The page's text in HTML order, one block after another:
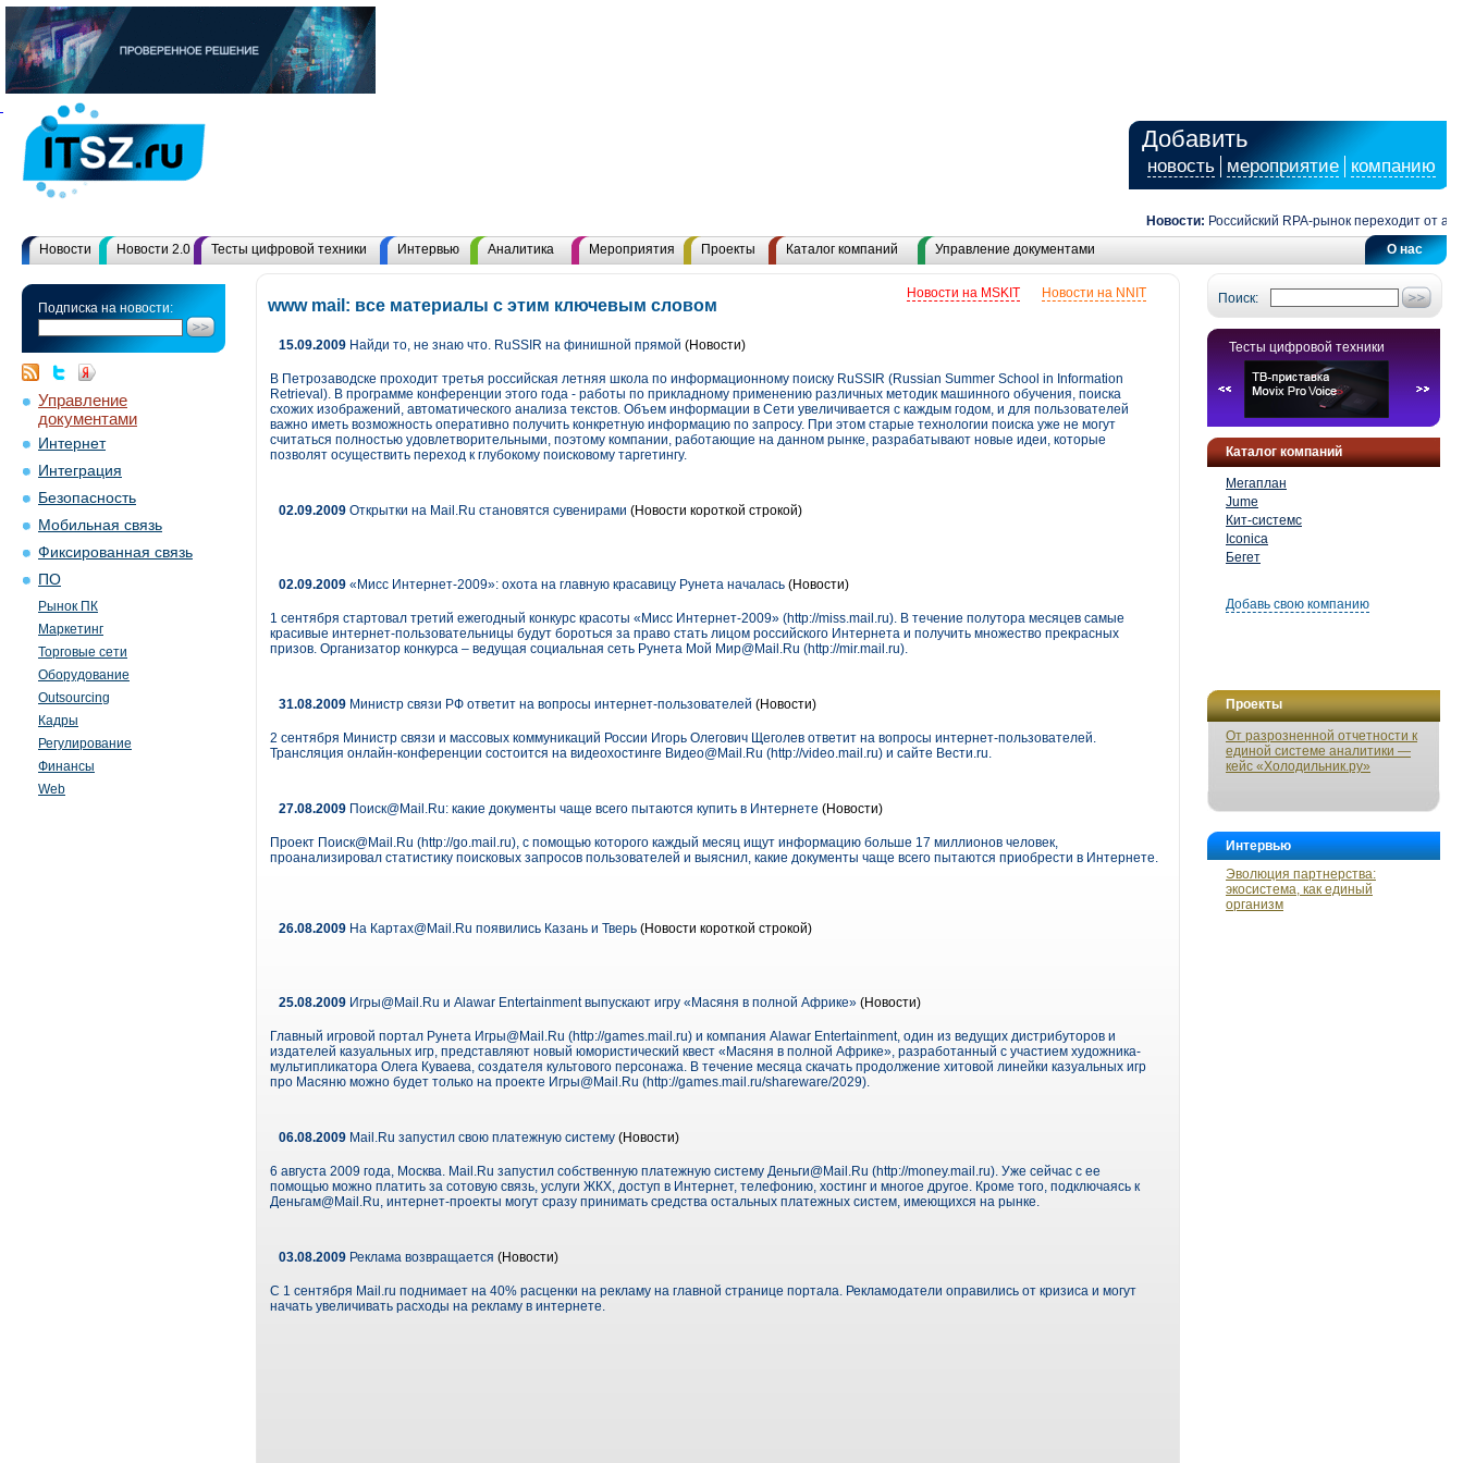
Добавить
новость мероприятие компанию
Новости: Российский RPA-рынок переходит от
О нас
Новости Новости 2.0 Тесты цифровой техники Интервью Аналитика Мероприятия Проекты Каталог компаний Управление документами
Подписка на новости:
Управление
документами
Интернет
Интеграция
Безопасность
Мобильная связь
Фиксированная связь
ПО
Рынок ПК
Маркетинг
Торговые сети
Оборудование
Outsourcing
Кадры
Регулирование
Финансы
Web
Поиск:
Тесты цифровой техники
Каталог компаний
Мегаплан
Jume
Кит-системс
Iconica
Бегет
Добавь свою компанию
Проекты
От разрозненной отчетности к
единой системе аналитики —
кейс «Холодильник.ру»
Интервью
Эволюция партнерства:
экосистема, как единый
организм
Новости на NNIT
Новости на MSKIT
www mail: все материалы с этим ключевым словом
15.09.2009 Найди то, не знаю что. RuSSIR на финишной прямой (Новости)
В Петрозаводске проходит третья российская летняя школа по информационному поиску RuSSIR (Russian Summer School in Information
Retrieval). В программе конференции этого года - работы по прикладному применению различных методик машинного обучения, поиска
схожих изображений, автоматического анализа текстов. Объем информации в Сети увеличивается с каждым годом, и для пользователей
важно иметь возможность оперативно получить конкретную информацию по запросу. При этом старые технологии поиска уже не могут
считаться полностью удовлетворительными, поэтому компании, работающие на данном рынке, разрабатывают новые идеи, которые
позволят осуществить переход к глубокому поисковому таргетингу.
02.09.2009 Открытки на Mail.Ru становятся сувенирами (Новости короткой строкой)
02.09.2009 «Мисс Интернет-2009»: охота на главную красавицу Рунета началась (Новости)
1 сентября стартовал третий ежегодный конкурс красоты «Мисс Интернет-2009» (http://miss.mail.ru). В течение полутора месяцев самые
красивые интернет-пользовательницы будут бороться за право стать лицом российского Интернета и получить множество прекрасных
призов. Организатор конкурса – ведущая социальная сеть Рунета Мой Мир@Mail.Ru (http://mir.mail.ru).
31.08.2009 Министр связи РФ ответит на вопросы интернет-пользователей (Новости)
2 сентября Министр связи и массовых коммуникаций России Игорь Олегович Щеголев ответит на вопросы интернет-пользователей.
Трансляция онлайн-конференции состоится на видеохостинге Видео@Mail.Ru (http://video.mail.ru) и сайте Вести.ru.
27.08.2009 Поиск@Mail.Ru: какие документы чаще всего пытаются купить в Интернете (Новости)
Проект Поиск@Mail.Ru (http://go.mail.ru), с помощью которого каждый месяц ищут информацию больше 17 миллионов человек,
проанализировал статистику поисковых запросов пользователей и выяснил, какие документы чаще всего пытаются приобрести в Интернете.
26.08.2009 На Картах@Mail.Ru появились Казань и Тверь (Новости короткой строкой)
25.08.2009 Игры@Mail.Ru и Alawar Entertainment выпускают игру «Масяня в полной Африке» (Новости)
Главный игровой портал Рунета Игры@Mail.Ru (http://games.mail.ru) и компания Alawar Entertainment, один из ведущих дистрибуторов и
издателей казуальных игр, представляют новый юмористический квест «Масяня в полной Африке», разработанный с участием художника-
мультипликатора Олега Куваева, создателя культового персонажа. В течение месяца скачать продолжение хитовой линейки казуальных игр
про Масяню можно будет только на проекте Игры@Mail.Ru (http://games.mail.ru/shareware/2029).
06.08.2009 Mail.Ru запустил свою платежную систему (Новости)
6 августа 2009 года, Москва. Mail.Ru запустил собственную платежную систему Деньги@Mail.Ru (http://money.mail.ru). Уже сейчас с ее
помощью можно платить за сотовую связь, услуги ЖКХ, доступ в Интернет, телефонию, хостинг и многое другое. Кроме того, подключаясь к
Деньгам@Mail.Ru, интернет-проекты могут сразу принимать средства остальных платежных систем, имеющихся на рынке.
03.08.2009 Реклама возвращается (Новости)
С 1 сентября Mail.ru поднимает на 40% расценки на рекламу на главной странице портала. Рекламодатели оправились от кризиса и могут
начать увеличивать расходы на рекламу в интернете.